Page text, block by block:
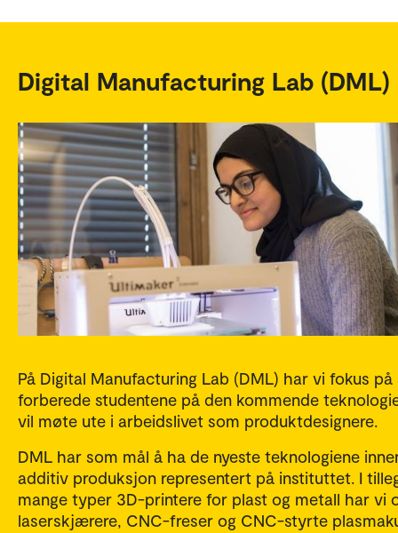
Digital Manufacturing Lab (DML)
På Digital Manufacturing Lab (DML) har vi fokus på
forberede studentene på den kommende
vil møte ute i arbeidslivet som produktdesignere.
DML har som mål å ha de nyeste teknologiene
additiv produksjon representert på instituttet. I
mange typer 3D-printere for plast og metall har vi
laserskjærere, CNC-freser og CNC-styrte